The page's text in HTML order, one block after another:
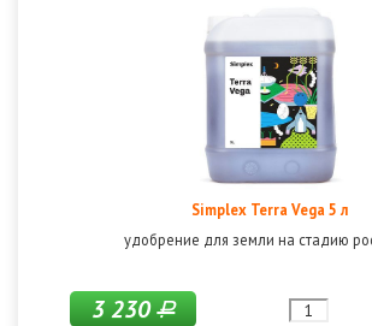
Simplex Terra Vega 5 л
удобрение для земли на стадию
3 230Р